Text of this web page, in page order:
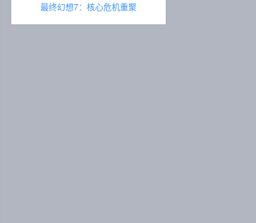
最终幻想7：核心危机重聚